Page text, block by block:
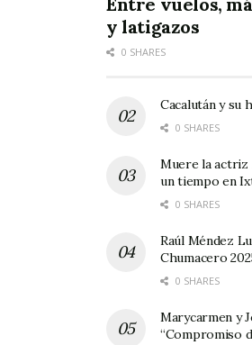
Informe de Gobiernoy latigazos
0 SHARES
Cacalután y su
0 SHARES
Muere la actriz
un tiempo en
0 SHARES
Raúl Méndez
Chumacero
0 SHARES
Marycarmen y
“Compromiso